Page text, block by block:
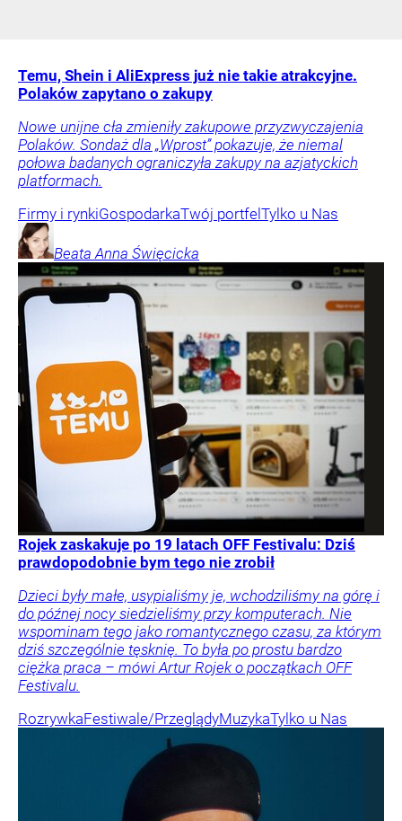
Temu, Shein i AliExpress już nie takie atrakcyjne.
Polaków zapytano o zakupy
Nowe unijne cła zmieniły zakupowe przyzwyczajenia
Polaków. Sondaż dla „Wprost” pokazuje, że niemal
połowa badanych ograniczyła zakupy na azjatyckich
platformach.
Firmy i rynkiGospodarkaTwój portfel Tylko u Nas
Beata Anna Święcicka
Rojek zaskakuje po 19 latach OFF Festivalu: Dziś
prawdopodobnie bym tego nie zrobił
Dzieci były małe, usypialiśmy je, wchodziliśmy na górę i
do późnej nocy siedzieliśmy przy komputerach. Nie
wspominam tego jako romantycznego czasu, za którym
dziś szczególnie tęsknię. To była po prostu bardzo
ciężka praca – mówi Artur Rojek o początkach OFF
Festivalu.
RozrywkaFestiwale/PrzeglądyMuzykaTylko u Nas